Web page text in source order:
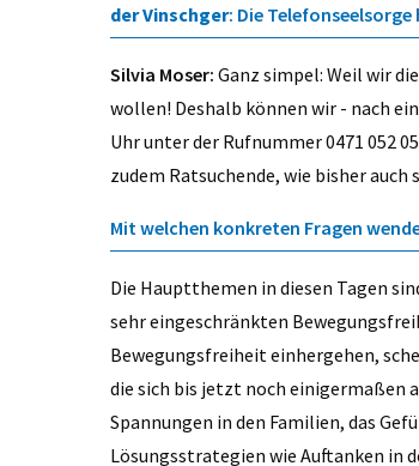
der Vinschger: Die
Silvia Moser: Ganz simpel: Weil wir
wollen! Deshalb können wir - nach
Uhr unter der Rufnummer 0471 052
zudem Ratsuchende, wie bisher
Mit welchen konkreten Fragen
Die Hauptthemen in diesen Tagen
sehr eingeschränkten
Bewegungsfreiheit einhergehen,
die sich bis jetzt noch einigermaßen
Spannungen in den Familien, das
Lösungsstrategien wie Auftanken in